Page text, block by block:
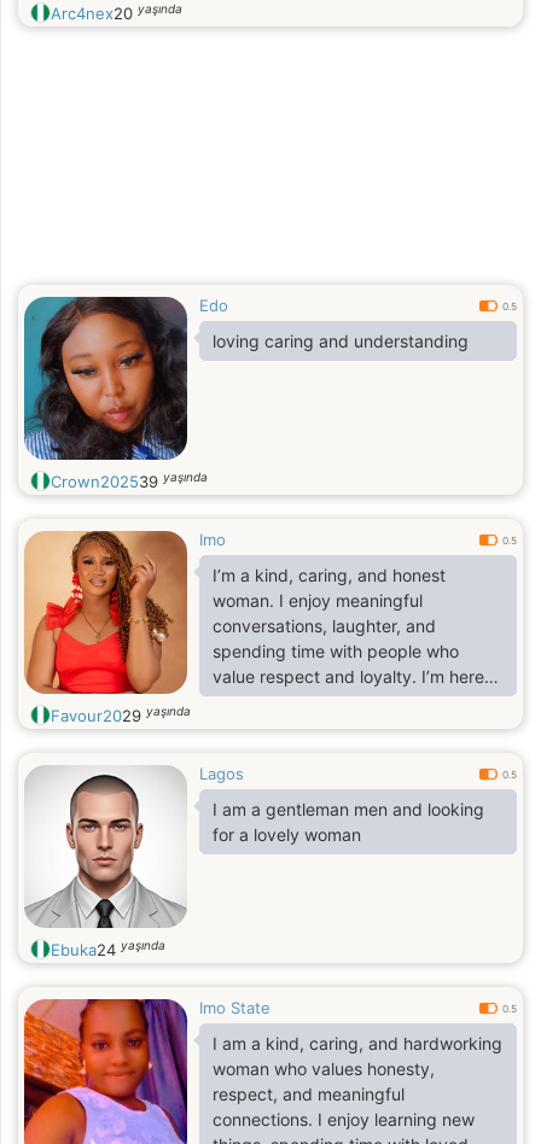
Arc4nex20 yaşında
Edo 0.5
loving caring and understanding
Crown202539 yaşında
Imo 0.5
I’m a kind, caring, and honest
woman. I enjoy meaningful
conversations, laughter, and
spending time with people who
value respect and loyalty. I’m here
hoping to meet a genuine man for a
serious relationship that could lead
Favour2029 yaşında
Lagos 0.5
I am a gentleman men and looking
for a lovely woman
Ebuka24 yaşında
Imo State 0.5
I am a kind, caring, and hardworking
woman who values honesty,
respect, and meaningful
connections. I enjoy learning new